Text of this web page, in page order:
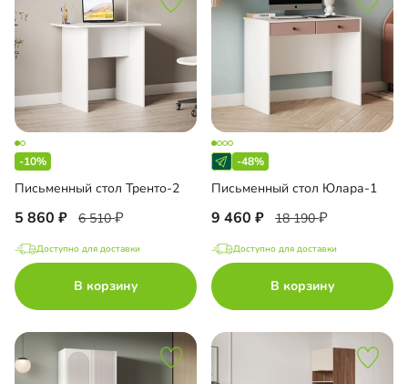
-10%
Письменный стол Тренто-2
5 860 6 510
Доступно для доставки
В корзину
-48%
Письменный стол Юлара-1
9 460 18 190
Доступно для доставки
В корзину